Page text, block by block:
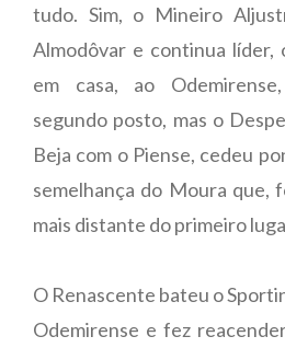
tudo. Sim, o Mineiro
Almodôvar e continua líder,
em casa, ao
segundo posto, mas o
Beja com o Piense, cedeu
semelhança do Moura que,
mais distante do primeiro
O Renascente bateu o
Odemirense e fez